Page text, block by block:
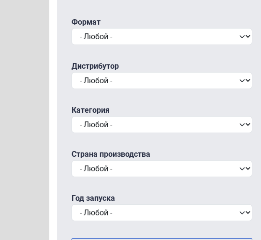
Формат
Дистрибутор
Категория
Страна производства
Год запуска